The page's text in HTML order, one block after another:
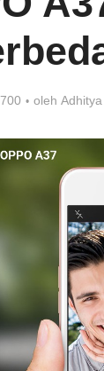
oleh Adhitya